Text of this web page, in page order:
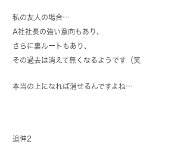
私の友人の場合…
A社社長の強い意向もあり、
さらに裏ルートもあり、
その過去は消えて無くなるようです（笑
本当の上になれば消せるんですよね…
追伸2